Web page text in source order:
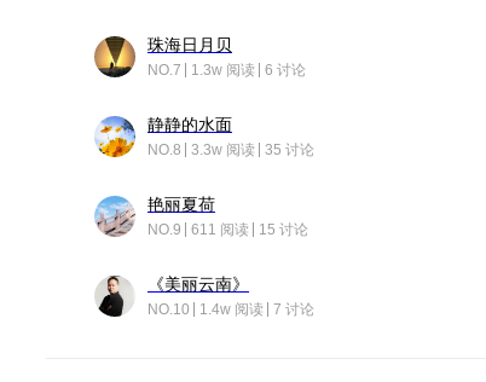
珠海日月贝
NO.7 1.3w 阅读 6 讨论
静静的水面
NO.8 3.3w 阅读 35 讨论
艳丽夏荷
NO.9 611 阅读 15 讨论
《美丽云南》
NO.10 1.4w 阅读 7 讨论